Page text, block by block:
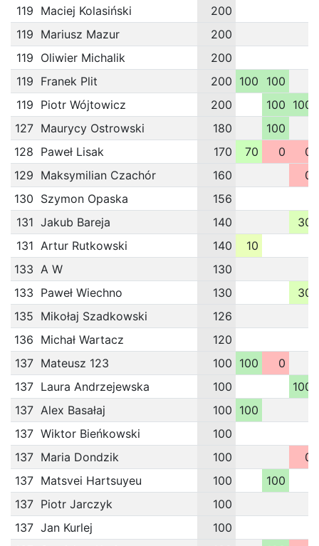
119 Maciej Kolasiński
200
119 Mariusz Mazur
200
119 Oliwier Michalik
200
119 Franek Plit 200 100
100
119 Piotr Wójtowicz 200 100 100
127 Maurycy Ostrowski 180
100
128 Paweł Lisak 170 70 0
0
129 Maksymilian Czachór 160
0
130 Szymon Opaska
156
131 Jakub Bareja 140
30
131 Artur Rutkowski 140
10
133 A W
130
133 Paweł Wiechno 130
30
135 Mikołaj Szadkowski
126
136 Michał Wartacz
120
137 Mateusz 123 100 100
0
137 Laura Andrzejewska 100
100
137 Alex Basałaj 100 100
137 Wiktor Bieńkowski
100
137 Maria Dondzik 100
0
137 Matsvei Hartsuyeu 100
100
137 Piotr Jarczyk
100
137 Jan Kurlej
100